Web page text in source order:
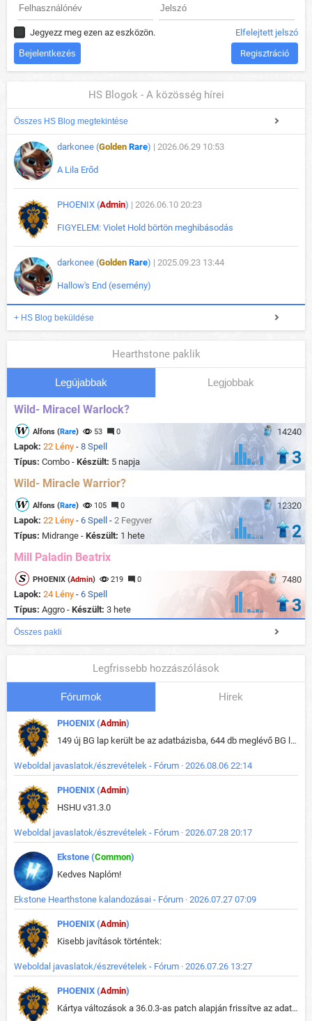
Jegyezz meg ezen az eszközön. Elfelejtett jelszó
Regisztráció
HS Blogok - A közösség hírei
Összes HS Blog megtekintése
darkonee (Golden Rare) | 2026.06.29 10:53
A Lila Erőd
PHOENIX (Admin) | 2026.06.10 20:23
FIGYELEM: Violet Hold börtön meghibásodás
darkonee (Golden Rare) | 2025.09.23 13:44
Hallow's End (esemény)
+ HS Blog beküldése
Hearthstone paklik
Legújabbak Legjobbak
Wild- Miracel Warlock?
14240
Alfons (Rare) 53 0
Lapok: 22 Lény - 8 Spell
Típus: Combo - Készült: 5 napja 3
Wild- Miracle Warrior?
12320
Alfons (Rare) 105 0
Lapok: 22 Lény - 6 Spell - 2 Fegyver
Típus: Midrange - Készült: 1 hete 2
Mill Paladin Beatrix
7480
PHOENIX (Admin) 219 0
Lapok: 24 Lény - 6 Spell
Típus: Aggro - Készült: 3 hete 3
Összes pakli
Legfrissebb hozzászólások
Fórumok Hirek
PHOENIX (Admin)
149 új BG lap került be az adatbázisba, 644 db meglévő BG lap módosult, bekerültek az új képek a megváltozott lapokhoz is.
Weboldal javaslatok/észrevételek - Fórum · 2026.08.06 22:14
PHOENIX (Admin)
HSHU v31.3.0
Weboldal javaslatok/észrevételek - Fórum · 2026.07.28 20:17
Ekstone (Common)
Kedves Naplóm!
Ekstone Hearthstone kalandozásai - Fórum · 2026.07.27 07:09
PHOENIX (Admin)
Kisebb javítások történtek:
Weboldal javaslatok/észrevételek - Fórum · 2026.07.26 13:27
PHOENIX (Admin)
Kártya változások a 36.0.3-as patch alapján frissítve az adatbázisban (képek is cserélve).